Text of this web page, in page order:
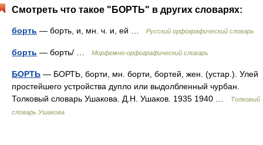
Смотреть что такое "БОРТЬ" в других словарях:
борть — борть, и, мн. ч. и, ей … Русский орфографический словарь
борть — борть/ … Морфемно-орфографический словарь
БОРТЬ — БОРТЬ, борти, мн. борти, бортей, жен. (устар.). Улей
простейшего устройства дупло или выдолбленный чурбан.
Толковый словарь Ушакова. Д.Н. Ушаков. 1935 1940 …
Толковый
словарь Ушакова